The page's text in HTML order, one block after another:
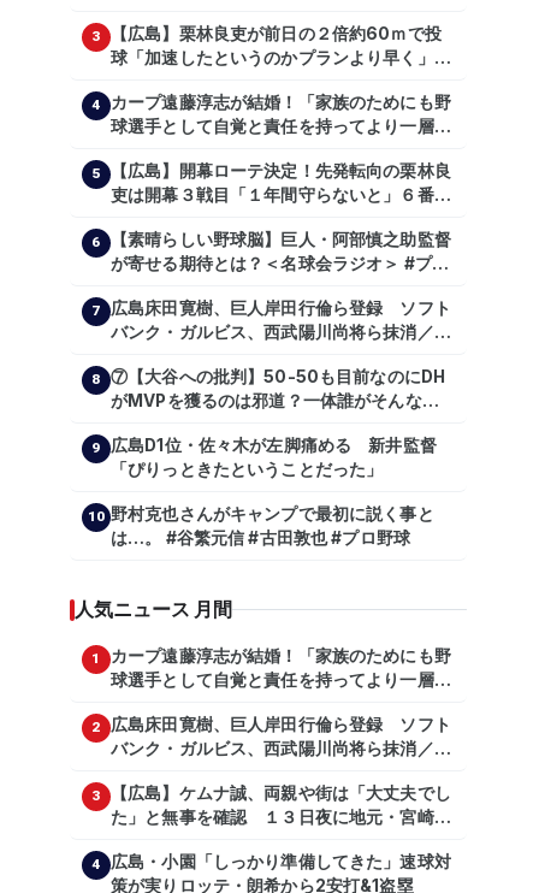
3
【広島】栗林良吏が前日の２倍約60ｍで投
球「加速したというのかプランより早く」自
4
カープ遠藤淳志が結婚！「家族のためにも野
球選手として自覚と責任を持ってより一層頑
5
【広島】開幕ローテ決定！先発転向の栗林良
吏は開幕３戦目「１年間守らないと」６番手
6
【素晴らしい野球脳】巨人・阿部慎之助監督
が寄せる期待とは？＜名球会ラジオ＞ #プロ
山礼都 #泉口友汰 #石井琢朗 #shorts
7
広島床田寛樹、巨人岸田行倫ら登録 ソフト
バンク・ガルビス、西武陽川尚将ら抹消／２
8
⑦【大谷への批判】50-50も目前なのにDH
がMVPを獲るのは邪道？一体誰がそんな事
【shoheiohtani】【池田親興】【高橋慶
彦】【広島東洋カープ】【プロ野球】
9
広島D1位・佐々木が左脚痛める 新井監督
「ぴりっときたということだった」
10 野村克也さんがキャンプで最初に説く事と
は…。 #谷繁元信 #古田敦也 #プロ野球
人気ニュース 月間
1
カープ遠藤淳志が結婚！「家族のためにも野
球選手として自覚と責任を持ってより一層頑
2
広島床田寛樹、巨人岸田行倫ら登録 ソフト
バンク・ガルビス、西武陽川尚将ら抹消／２
3
【広島】ケムナ誠、両親や街は「大丈夫でし
た」と無事を確認 １３日夜に地元・宮崎県
4
広島・小園「しっかり準備してきた」速球対
策が実りロッテ・朗希から2安打&1盗塁